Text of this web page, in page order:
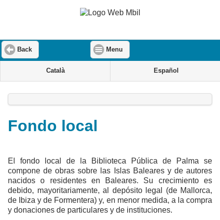
Back Menu
Català Español
Fondo local
El fondo local de la Biblioteca Pública de Palma se
compone de obras sobre las Islas Baleares y de autores
nacidos o residentes en Baleares. Su crecimiento es
debido, mayoritariamente, al depósito legal (de Mallorca,
de Ibiza y de Formentera) y, en menor medida, a la compra
y donaciones de particulares y de instituciones.